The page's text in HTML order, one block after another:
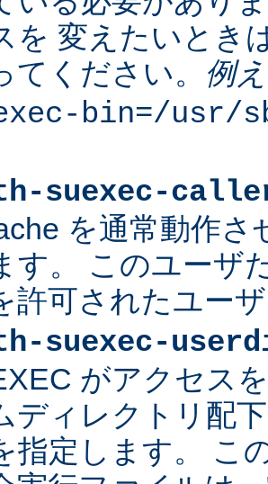
を 変えたいとき
てください。 例
bin=/usr/
suexec-
を通常動作さ
す。 このユーザ
許可されたユー
suexec-
がアクセス
ディレクトリ配
指定します。 こ